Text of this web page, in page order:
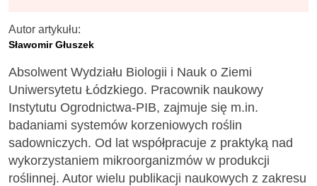
Autor artykułu:
Sławomir Głuszek
Absolwent Wydziału Biologii i Nauk o Ziemi
Uniwersytetu Łódzkiego. Pracownik naukowy
Instytutu Ogrodnictwa-PIB, zajmuje się m.in.
badaniami systemów korzeniowych roślin
sadowniczych. Od lat współpracuje z praktyką nad
wykorzystaniem mikroorganizmów w produkcji
roślinnej. Autor wielu publikacji naukowych z zakresu